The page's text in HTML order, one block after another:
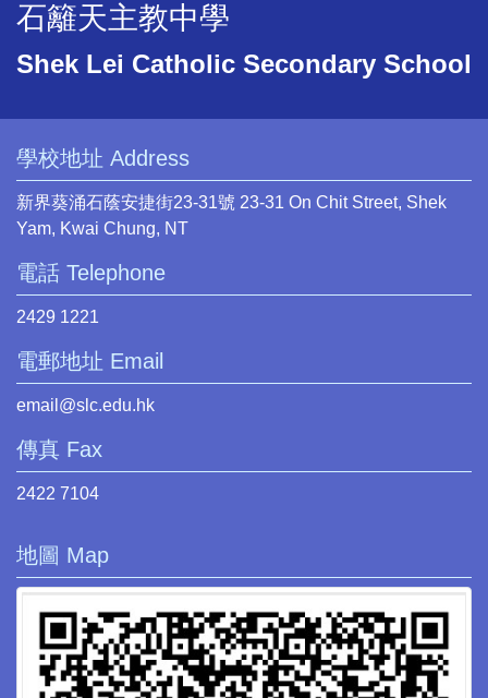
石籬天主教中學
Shek Lei Catholic Secondary School
學校地址 Address
新界葵涌石蔭安捷街23-31號 23-31 On Chit Street, Shek
Yam, Kwai Chung, NT
電話 Telephone
2429 1221
電郵地址 Email
email@slc.edu.hk
傳真 Fax
2422 7104
地圖 Map